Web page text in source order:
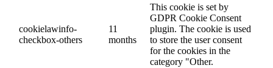
cookielawinfo-
checkbox-others
11
months
This cookie is set by
GDPR Cookie Consent
plugin. The cookie is used
to store the user consent
for the cookies in the
category "Other.